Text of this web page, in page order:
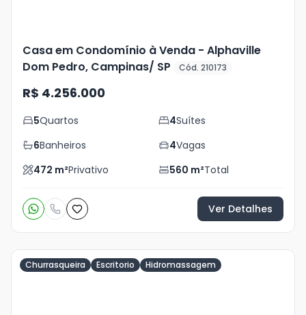
Casa em Condomínio à Venda - Alphaville
Dom Pedro, Campinas/ SP
Cód. 210173
R$ 4.256.000
5Quartos 4Suítes
6Banheiros 4Vagas
472 m²Privativo 560 m²Total
Ver Detalhes
Churrasqueira Escritorio Hidromassagem